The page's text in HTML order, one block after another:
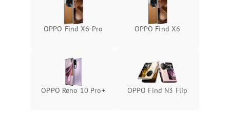
OPPO Find X6 Pro OPPO Find X6
OPPO Reno 10 Pro+ OPPO Find N3 Flip